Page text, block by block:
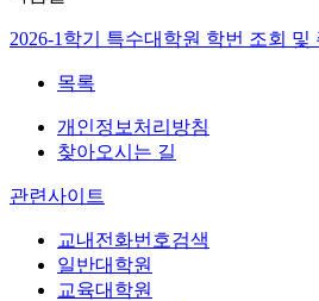
2026-1학기 특수대학원 학번 조회 및
목록
개인정보처리방침
찾아오시는 길
관련사이트
교내전화번호검색
일반대학원
교육대학원